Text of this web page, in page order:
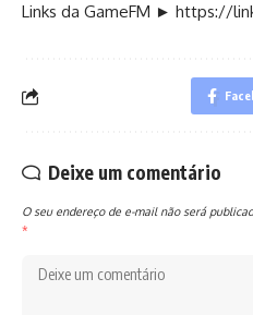
Links da GameFM ► https://
Deixe um comentário
O seu endereço de e-mail não será
*